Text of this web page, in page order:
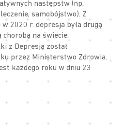
następstw (np.
samobójstwo). Z
2020 r. depresja była drugą
chorobą na świecie.
z Depresją został
przez Ministerstwo Zdrowia.
każdego roku w dniu 23